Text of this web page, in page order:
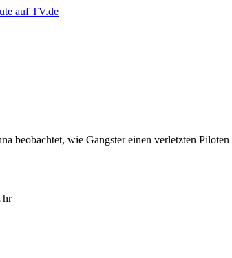
beobachtet, wie Gangster einen verletzten